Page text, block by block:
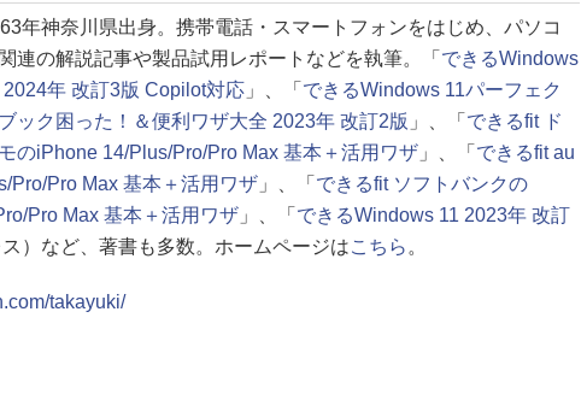
年神奈川県出身。携帯電話・スマートフォンをはじめ、パソコ
連の解説記事や製品試用レポートなどを執筆。「 できるWindows
2024年 改訂3版 Copilot対応 」、「 できるWindows 11パーフェク
ブック困った！＆便利ワザ大全 2023年 改訂2版 」、「 できるfit ド
のiPhone 14/Plus/Pro/Pro Max 基本＋活用ワザ 」、「 できるfit au
Pro/Pro Max 基本＋活用ワザ 」、「 できるfit ソフトバンクの
Pro Max 基本＋活用ワザ 」、「 できるWindows 11 2023年 改訂
ス）など、著書も多数。ホームページはこちら 。
takayuki/